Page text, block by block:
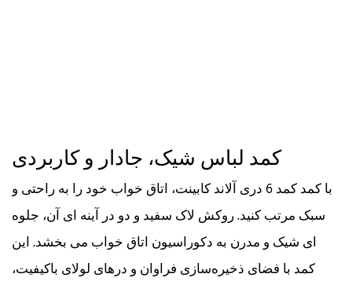
کمد لباس شیک، جادار و کاربردی
با کمد کمد 6 دری آلاند کابینت، اتاق خواب خود را به راحتی و
سبک مرتب کنید. روکش لاک سفید و دو در آینه ای آن، جلوه
ای شیک و مدرن به دکوراسیون اتاق خواب می بخشد. این
کمد با فضای ذخیره‌سازی فراوان و درهای لولای باکیفیت،